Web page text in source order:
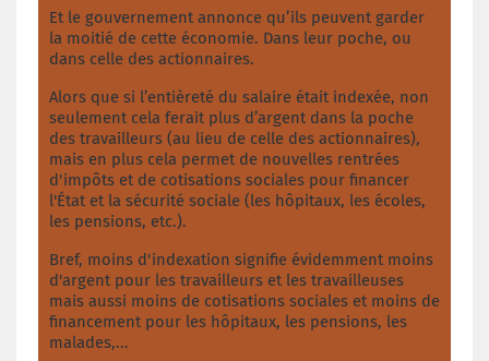
Et le gouvernement annonce qu’ils peuvent garder
la moitié de cette économie. Dans leur poche, ou
dans celle des actionnaires.
Alors que si l’entièreté du salaire était indexée, non
seulement cela ferait plus d’argent dans la poche
des travailleurs (au lieu de celle des actionnaires),
mais en plus cela permet de nouvelles rentrées
d'impôts et de cotisations sociales pour financer
l'État et la sécurité sociale (les hôpitaux, les écoles,
les pensions, etc.).
Bref, moins d'indexation signifie évidemment moins
d'argent pour les travailleurs et les travailleuses
mais aussi moins de cotisations sociales et moins de
financement pour les hôpitaux, les pensions, les
malades,...